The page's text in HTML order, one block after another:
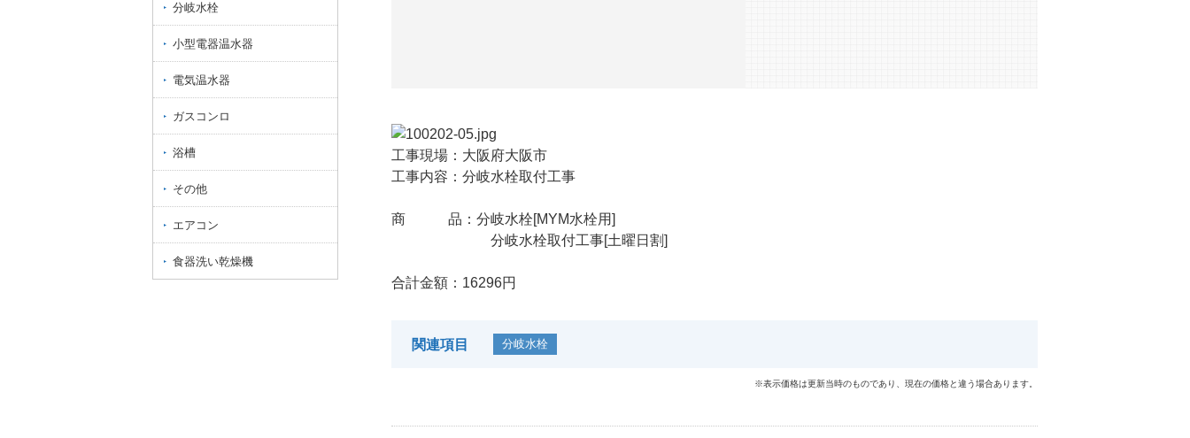
工事現場：大阪府大阪市
工事内容：分岐水栓取付工事
商 品： 分岐水栓[MYM水栓用]
分岐水栓取付工事[土曜日割]
合計金額：16296円
関連項目 分岐水栓
※表示価格は更新当時のものであり、現在の価格と違う場合あります。
分岐水栓
小型電器温水器
電気温水器
ガスコンロ
浴槽
その他
エアコン
食器洗い乾燥機